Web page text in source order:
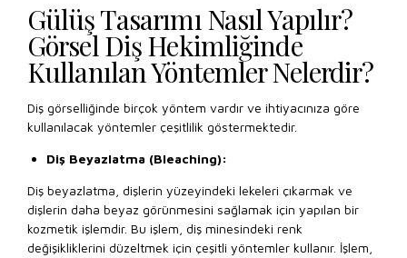
Gülüş Tasarımı Nasıl Yapılır?
Görsel Diş Hekimliğinde
Kullanılan Yöntemler Nelerdir?
Diş görselliğinde birçok yöntem vardır ve ihtiyacınıza göre
kullanılacak yöntemler çeşitlilik göstermektedir.
Diş Beyazlatma (Bleaching):
Diş beyazlatma, dişlerin yüzeyindeki lekeleri çıkarmak ve
dişlerin daha beyaz görünmesini sağlamak için yapılan bir
kozmetik işlemdir. Bu işlem, diş minesindeki renk
değişikliklerini düzeltmek için çeşitli yöntemler kullanır. İşlem,